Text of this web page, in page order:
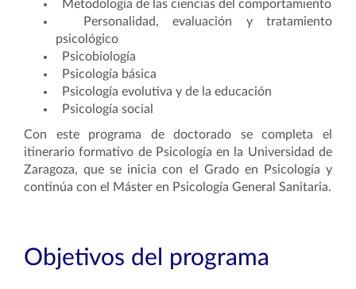
Metodología de las ciencias del comportamiento
Personalidad, evaluación y tratamiento
psicológico
Psicobiología
Psicología básica
Psicología evolutiva y de la educación
Psicología social
Con este programa de doctorado se completa el
itinerario formativo de Psicología en la Universidad de
Zaragoza, que se inicia con el Grado en Psicología y
continúa con el Máster en Psicología General Sanitaria.
Objetivos del programa